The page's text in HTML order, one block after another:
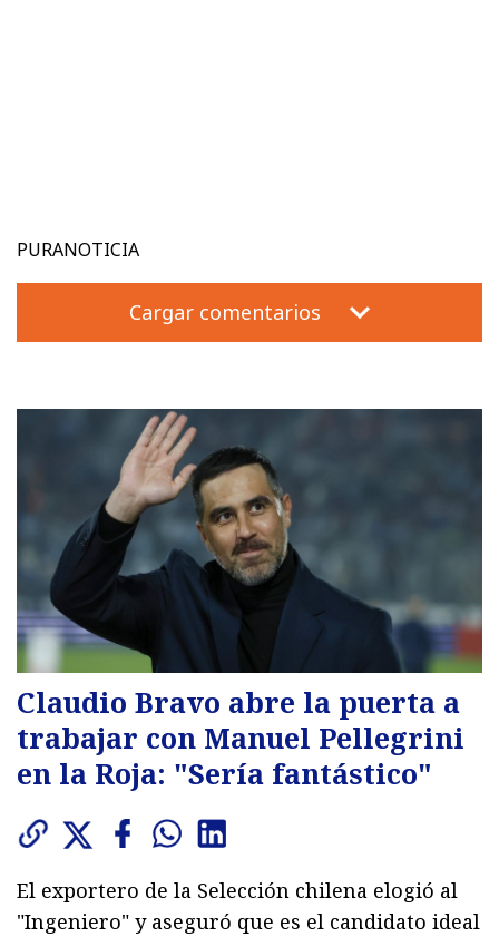
PURANOTICIA
Cargar comentarios
Claudio Bravo abre la puerta a
trabajar con Manuel Pellegrini
en la Roja: "Sería fantástico"
El exportero de la Selección chilena elogió al
"Ingeniero" y aseguró que es el candidato ideal